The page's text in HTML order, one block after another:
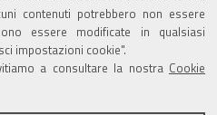
contenuti potrebbero non essere
essere modificate in qualsiasi
impostazioni cookie".
a consultare la nostra Cookie
questo sito